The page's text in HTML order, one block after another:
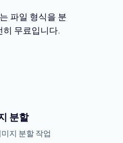
파일 형식을 분
무료입니다.
분할
지 분할 작업